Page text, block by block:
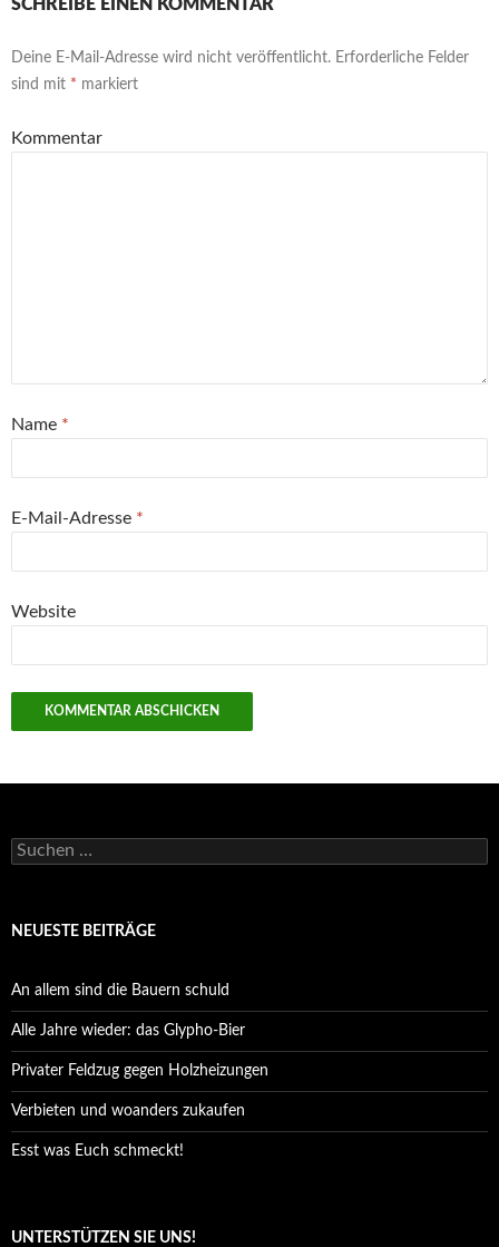
SCHREIBE EINEN KOMMENTAR
Deine E-Mail-Adresse wird nicht veröffentlicht. Erforderliche Felder
sind mit * markiert
Kommentar
Name *
E-Mail-Adresse *
Website
Suchen
nach:
NEUESTE BEITRÄGE
An allem sind die Bauern schuld
Alle Jahre wieder: das Glypho-Bier
Privater Feldzug gegen Holzheizungen
Verbieten und woanders zukaufen
Esst was Euch schmeckt!
UNTERSTÜTZEN SIE UNS!